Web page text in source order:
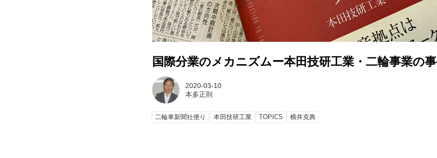
国際分業のメカニズムー本田技研工業・二輪事業の
2020-03-10
本多正則
二輪車新聞社便り 本田技研工業 TOPICS 横井克典